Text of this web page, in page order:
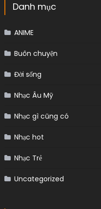
Danh mục
ANIME
Buôn chuyện
Đời sống
Nhạc Âu Mỹ
Nhạc gì cũng có
Nhạc hot
Nhạc Trẻ
Uncategorized